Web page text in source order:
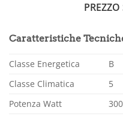
Caratteristiche
Classe Energetica
B
Classe Climatica
5
Potenza Watt
300